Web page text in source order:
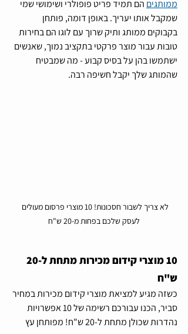
ממותגים הם תמיד פריט פופולרי ושימושי שמי
שמקבל אותו יעריך. באופן דומה, פותחן
בקבוקים ממותג ותיק שרוך עם לוגו הם בחירות
טובות עבור מוצר פרקטי בתקציב נמוך, שאנשים
ישתמשו בהן על בסיס קבוע - מה שמבטיח
שהמותג שלך יקבל חשיפה רבה.
לא צריך לשבור חסכונות! 10 מוצרי פרסום מעולים
לעסק שלכם בפחות מ-20 ש"ח
ש"ח
כשזה מגיע למציאת מוצרי קידום מכירות במחיר
סביר, הכנו עבורכם רשימה של 10 אפשרויות
נהדרות שכולן מתחת ל-20 ש"ח! מפותחן עץ